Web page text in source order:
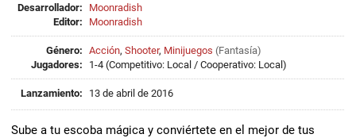
Desarrollador:
Moonradish
Editor:
Moonradish
Género: Acción, Shooter, Minijuegos (Fantasía)
Jugadores:
1-4 (Competitivo: Local / Cooperativo: Local)
Lanzamiento: 13 de abril de 2016
Sube a tu escoba mágica y conviértete en el mejor de tus